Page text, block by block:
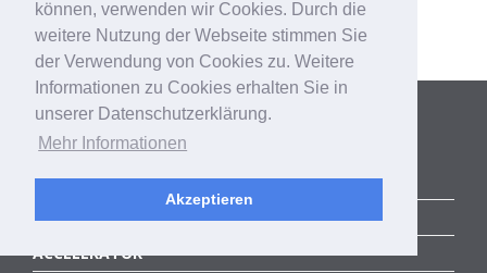
können, verwenden wir Cookies. Durch die
weitere Nutzung der Webseite stimmen Sie
der Verwendung von Cookies zu. Weitere
Informationen zu Cookies erhalten Sie in
unserer Datenschutzerklärung.
Mehr Informationen
Akzeptieren
Zusammenarbeit 1
Kategorien
ALLE BLOGBEITRÄGE
ERFOLGSGESCHICHTEN
ACCELERATOR